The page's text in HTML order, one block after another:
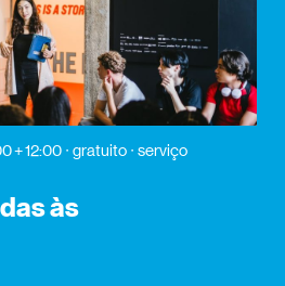
+ 12:00 gratuito
serviço
às